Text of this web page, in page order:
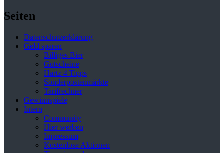
Seiten
Datenschutzerklärung
Geld sparen
Billiges Bier
Gutscheine
Hartz 4 Tipps
Sonderpostenmärkte
Tarifrechner
Gewinnspiele
Intern
Community
Hier werben
Impressum
Kostenlose Aktionen